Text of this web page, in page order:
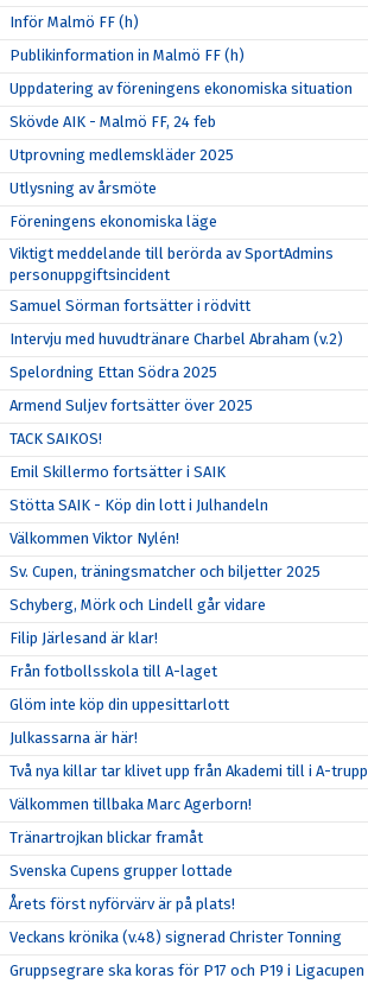
Inför Malmö FF (h)
Publikinformation in Malmö FF (h)
Uppdatering av föreningens ekonomiska situation
Skövde AIK - Malmö FF, 24 feb
Utprovning medlemskläder 2025
Utlysning av årsmöte
Föreningens ekonomiska läge
Viktigt meddelande till berörda av SportAdmins
personuppgiftsincident
Samuel Sörman fortsätter i rödvitt
Intervju med huvudtränare Charbel Abraham (v.2)
Spelordning Ettan Södra 2025
Armend Suljev fortsätter över 2025
TACK SAIKOS!
Emil Skillermo fortsätter i SAIK
Stötta SAIK - Köp din lott i Julhandeln
Välkommen Viktor Nylén!
Sv. Cupen, träningsmatcher och biljetter 2025
Schyberg, Mörk och Lindell går vidare
Filip Järlesand är klar!
Från fotbollsskola till A-laget
Glöm inte köp din uppesittarlott
Julkassarna är här!
Två nya killar tar klivet upp från Akademi till i A-trupp
Välkommen tillbaka Marc Agerborn!
Tränartrojkan blickar framåt
Svenska Cupens grupper lottade
Årets först nyförvärv är på plats!
Veckans krönika (v.48) signerad Christer Tonning
Gruppsegrare ska koras för P17 och P19 i Ligacupen